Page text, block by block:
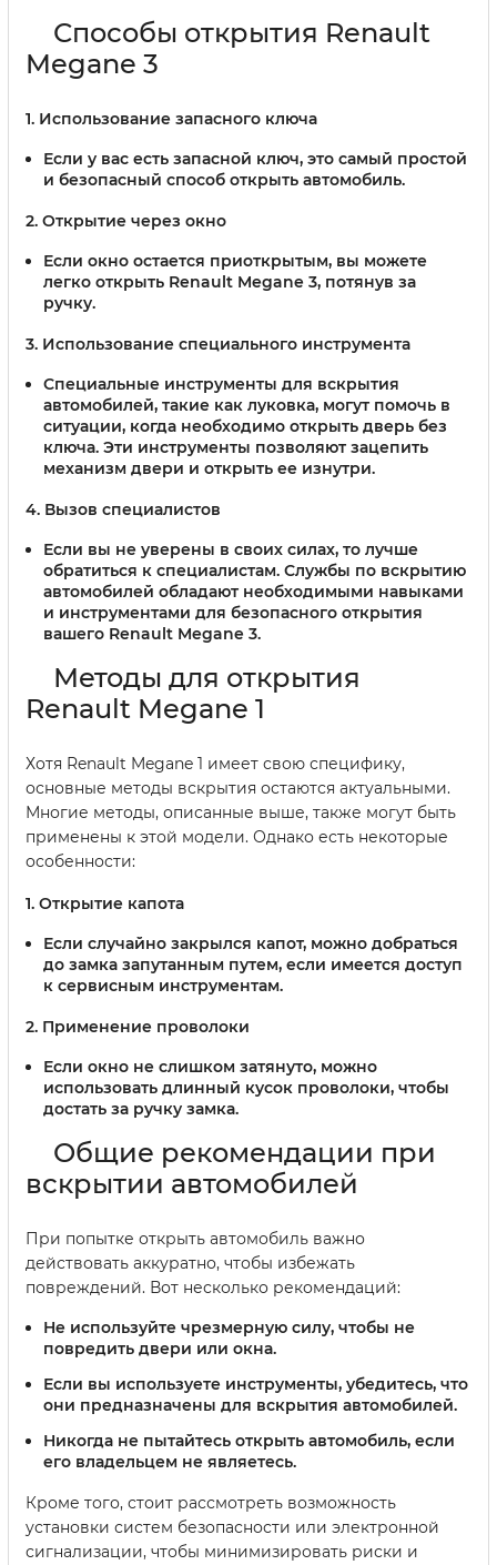
Способы открытия Renault
Megane 3
1. Использование запасного ключа
Если у вас есть запасной ключ, это самый простой
и безопасный способ открыть автомобиль.
2. Открытие через окно
Если окно остается приоткрытым, вы можете
легко открыть Renault Megane 3, потянув за
ручку.
3. Использование специального инструмента
Специальные инструменты для вскрытия
автомобилей, такие как луковка, могут помочь в
ситуации, когда необходимо открыть дверь без
ключа. Эти инструменты позволяют зацепить
механизм двери и открыть ее изнутри.
4. Вызов специалистов
Если вы не уверены в своих силах, то лучше
обратиться к специалистам. Службы по вскрытию
автомобилей обладают необходимыми навыками
и инструментами для безопасного открытия
вашего Renault Megane 3.
Методы для открытия
Renault Megane 1
Хотя Renault Megane 1 имеет свою специфику,
основные методы вскрытия остаются актуальными.
Многие методы, описанные выше, также могут быть
применены к этой модели. Однако есть некоторые
особенности:
1. Открытие капота
Если случайно закрылся капот, можно добраться
до замка запутанным путем, если имеется доступ
к сервисным инструментам.
2. Применение проволоки
Если окно не слишком затянуто, можно
использовать длинный кусок проволоки, чтобы
достать за ручку замка.
Общие рекомендации при
вскрытии автомобилей
При попытке открыть автомобиль важно
действовать аккуратно, чтобы избежать
повреждений. Вот несколько рекомендаций:
Не используйте чрезмерную силу, чтобы не
повредить двери или окна.
Если вы используете инструменты, убедитесь, что
они предназначены для вскрытия автомобилей.
Никогда не пытайтесь открыть автомобиль, если
его владельцем не являетесь.
Кроме того, стоит рассмотреть возможность
установки систем безопасности или электронной
сигнализации, чтобы минимизировать риски и